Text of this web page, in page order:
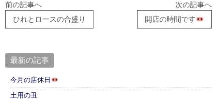
前の記事へ
ひれとロースの合盛り
次の記事へ
開店の時間です
最新の記事
今月の店休日
土用の丑